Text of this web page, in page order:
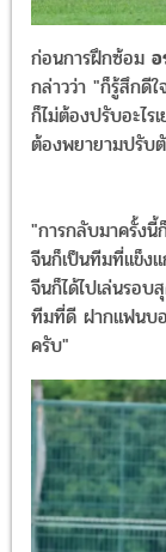
ก่อนการฝึกซ้อม
กล่าวว่า "ก็รู้สึกดี
ก็ไม่ต้องปรับอะไร
ต้องพยายามปรับ
"การกลับมาครั้งนี้
จีนก็เป็นทีมที่แข็ง
จีนก็ได้ไปเล่นรอบ
ทีมที่ดี ฝากแฟนบอ
ครับ"